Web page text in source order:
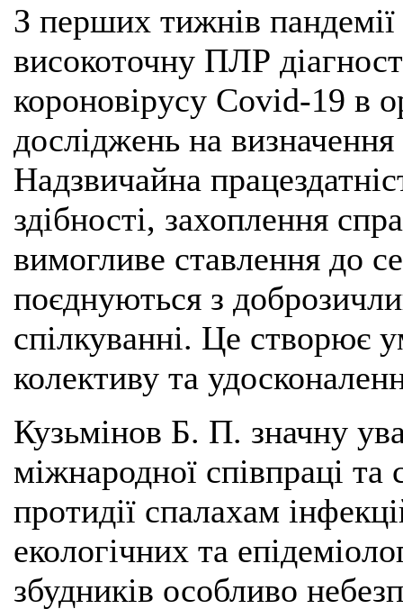
З перших тижнів
високоточну ПЛР
короновірусу Covid-19 в
досліджень на
Надзвичайна
здібності, захоплення
вимогливе ставлення до
поєднуються з
спілкуванні. Це створює
колективу та
Кузьмінов Б. П. значну
міжнародної співпраці
протидії спалахам
екологічних та
збудників особливо